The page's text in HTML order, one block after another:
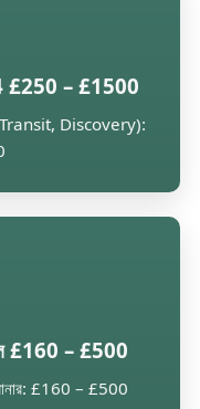
£250 – £1500
Discovery):
– £500
£160 – £500